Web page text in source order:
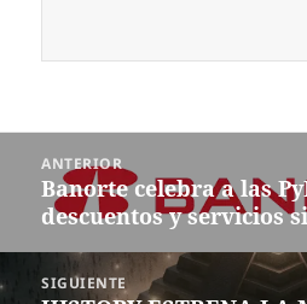
entradas
ANTERIOR
Entrada
anterior:
Banorte celebra a las
descuentos y servicios
SIGUIENTE